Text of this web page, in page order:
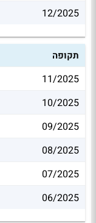
12/2025
תקופה
11/2025
10/2025
09/2025
08/2025
07/2025
06/2025